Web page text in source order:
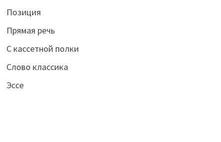
Позиция
Прямая речь
С кассетной полки
Слово классика
Эссе